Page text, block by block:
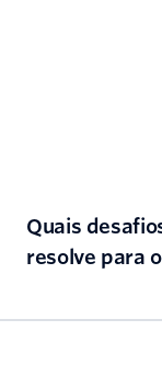
Quais
resolve para